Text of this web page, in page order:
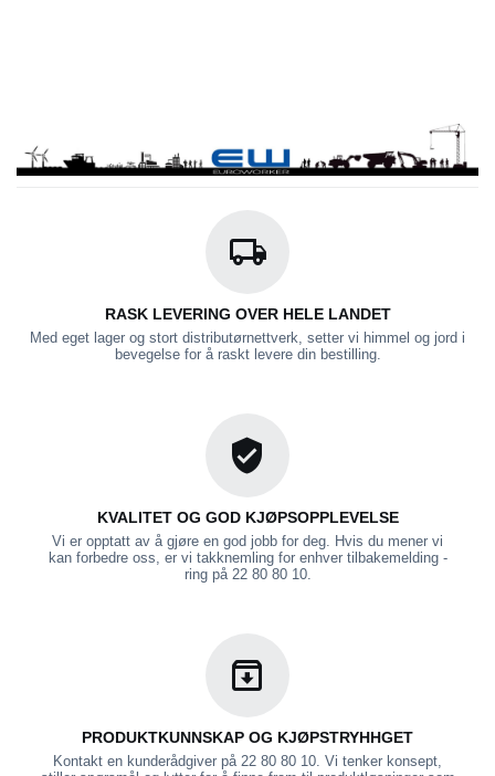
RASK LEVERING OVER HELE LANDET
Med eget lager og stort distributørnettverk, setter vi himmel og jord i
bevegelse for å raskt levere din bestilling.
KVALITET OG GOD KJØPSOPPLEVELSE
Vi er opptatt av å gjøre en god jobb for deg. Hvis du mener vi
kan forbedre oss, er vi takknemling for enhver tilbakemelding -
ring på 22 80 80 10.
PRODUKTKUNNSKAP OG KJØPSTRYHHGET
Kontakt en kunderådgiver på 22 80 80 10. Vi tenker konsept,